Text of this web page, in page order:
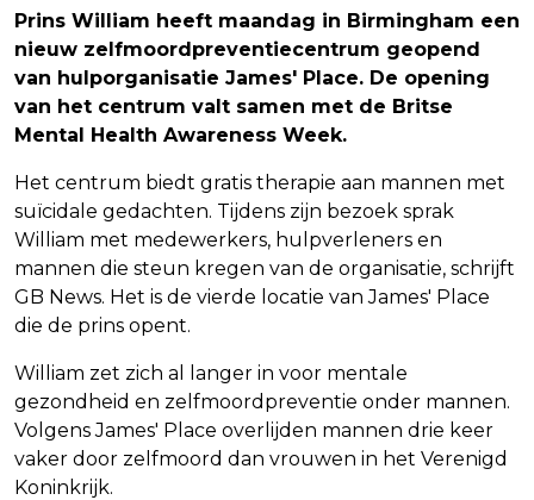
Prins William heeft maandag in Birmingham een
nieuw zelfmoordpreventiecentrum geopend
van hulporganisatie James' Place. De opening
van het centrum valt samen met de Britse
Mental Health Awareness Week.
Het centrum biedt gratis therapie aan mannen met
suïcidale gedachten. Tijdens zijn bezoek sprak
William met medewerkers, hulpverleners en
mannen die steun kregen van de organisatie, schrijft
GB News. Het is de vierde locatie van James' Place
die de prins opent.
William zet zich al langer in voor mentale
gezondheid en zelfmoordpreventie onder mannen.
Volgens James' Place overlijden mannen drie keer
vaker door zelfmoord dan vrouwen in het Verenigd
Koninkrijk.